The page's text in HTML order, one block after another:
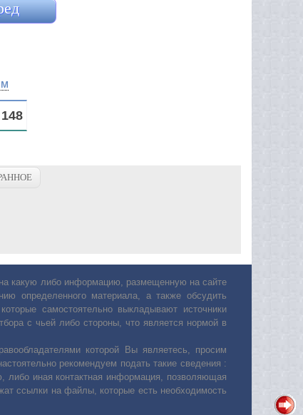
148
какую либо информацию, размещенную на сайте
определенного материала, а также обсудить
самостоятельно выкладывают источники
с чьей либо стороны, что является нормой в
которой Вы являетесь, просим
рекомендуем подать такие сведения :
либо иная контактная информация, позволяющая
ссылки на файлы, которые есть необходимость